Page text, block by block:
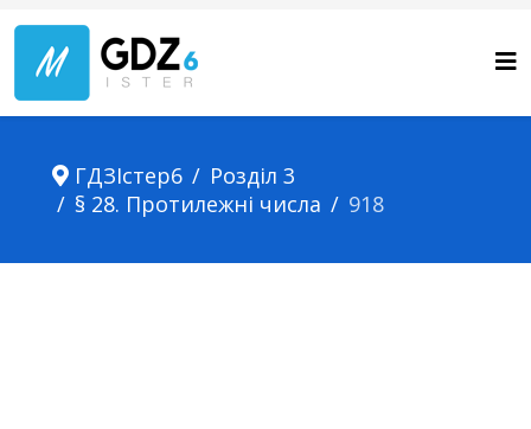
ГДЗІстер6
Розділ 3
§ 28. Протилежні числа
918